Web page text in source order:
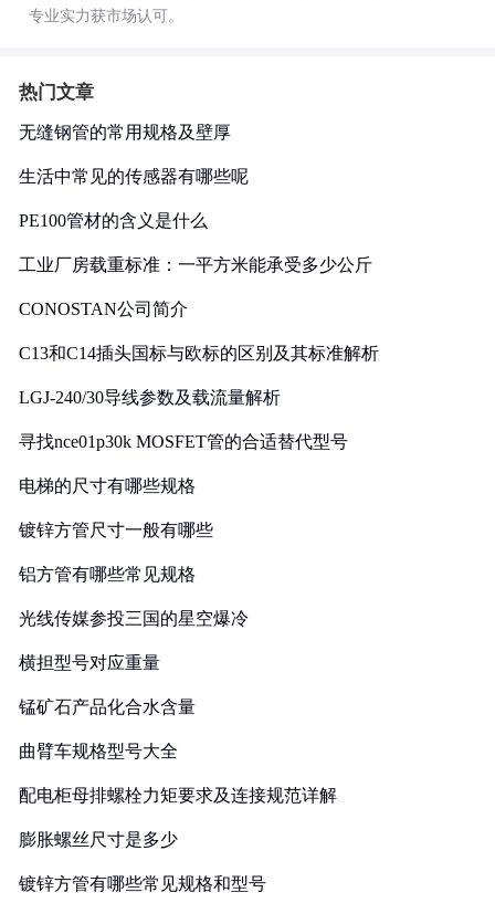
专业实力获市场认可。
热门文章
无缝钢管的常用规格及壁厚
生活中常见的传感器有哪些呢
PE100管材的含义是什么
工业厂房载重标准：一平方米能承受多少公斤
CONOSTAN公司简介
C13和C14插头国标与欧标的区别及其标准解析
LGJ-240/30导线参数及载流量解析
寻找nce01p30k MOSFET管的合适替代型号
电梯的尺寸有哪些规格
镀锌方管尺寸一般有哪些
铝方管有哪些常见规格
光线传媒参投三国的星空爆冷
横担型号对应重量
锰矿石产品化合水含量
曲臂车规格型号大全
配电柜母排螺栓力矩要求及连接规范详解
膨胀螺丝尺寸是多少
镀锌方管有哪些常见规格和型号